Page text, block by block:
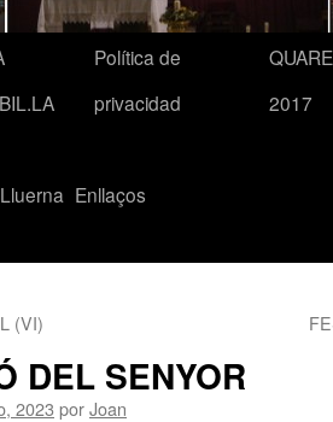
Política de
privacidad
2017
Lluerna Enllaços
(VI)
DEL SENYOR
2023 porJoan